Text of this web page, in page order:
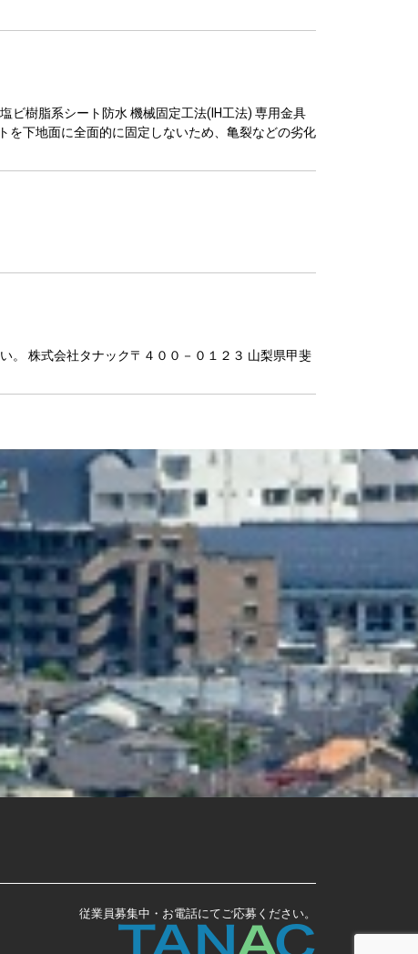
ビ樹脂系シート防水 機械固定工法(IH工法) 専用金具
を下地面に全面的に固定しないため、亀裂などの劣化
。 株式会社タナック〒４００－０１２３ 山梨県甲斐
従業員募集中・お電話にてご応募ください。